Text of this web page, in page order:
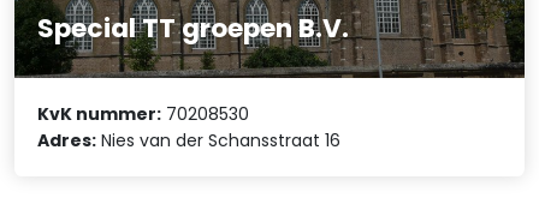
Special TT groepen B.V.
KvK nummer: 70208530
Adres: Nies van der Schansstraat 16